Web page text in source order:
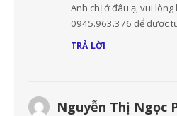
Anh chị ở đâu ạ, vui
0945.963.376 để được
TRẢ LỜI
Nguyễn Thị Ngọc